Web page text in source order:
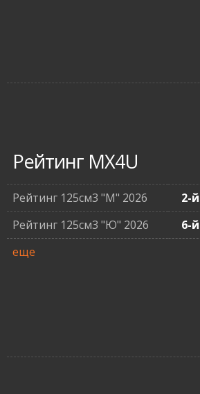
Рейтинг MX4U
Рейтинг 125см3 "М" 2026 2-й
Рейтинг 125см3 "Ю" 2026 6-й
еще